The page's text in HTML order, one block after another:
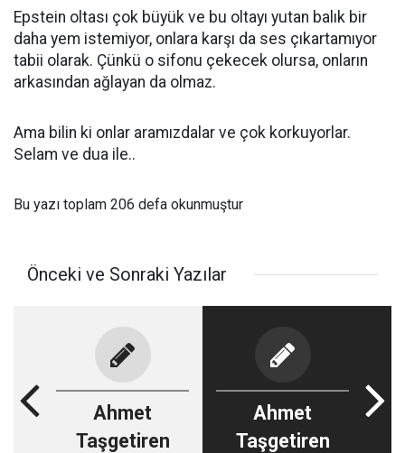
Epstein oltası çok büyük ve bu oltayı yutan balık bir
daha yem istemiyor, onlara karşı da ses çıkartamıyor
tabii olarak. Çünkü o sifonu çekecek olursa, onların
arkasından ağlayan da olmaz.
Ama bilin ki onlar aramızdalar ve çok korkuyorlar.
Selam ve dua ile..
Bu yazı toplam 206 defa okunmuştur
Önceki ve Sonraki Yazılar
Ahmet
Taşgetiren
Ahmet
Taşgetiren